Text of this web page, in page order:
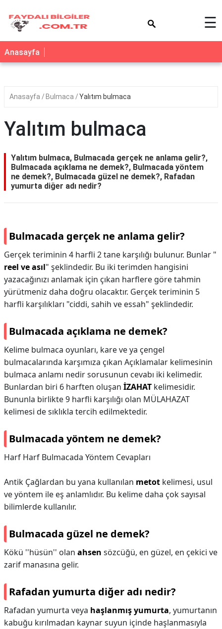
☰
Anasayfa
Anasayfa Bulmaca Yalıtım bulmaca
Yalıtım bulmaca
Yalıtım bulmaca, Bulmacada gerçek ne anlama gelir?,
Bulmacada açıklama ne demek?, Bulmacada yöntem
ne demek?, Bulmacada güzel ne demek?, Rafadan
yumurta diğer adı nedir?
Bulmacada gerçek ne anlama gelir?
Gerçek teriminin 4 harfli 2 tane karşılığı bulunur. Bunlar "
reel ve asıl" şeklindedir. Bu iki terimden hangisini
yazacağınızı anlamak için çıkan harflere göre tahmin
yürütmeniz daha doğru olacaktır. Gerçek teriminin 5
harfli karşılıkları "ciddi, sahih ve essah" şeklindedir.
Bulmacada açıklama ne demek?
Kelime bulmaca oyunları, kare ve ya çengel
bulmacalarında karşımıza çıkan Açıklamalar kelimesinin
bulmaca anlamı nedir sorusunun cevabı iki kelimedir.
Bunlardan biri 6 harften oluşan İZAHAT kelimesidir.
Bununla birlikte 9 harfli karşılığı olan MÜLAHAZAT
kelimesi de sıklıkla tercih edilmektedir.
Bulmacada yöntem ne demek?
Harf Harf Bulmacada Yöntem Cevapları
Antik Çağlardan bu yana kullanılan metot kelimesi, usul
ve yöntem ile eş anlamlıdır. Bu kelime daha çok sayısal
bilimlerde kullanılır.
Bulmacada güzel ne demek?
Kökü ''hüsün'' olan ahsen sözcüğü, en güzel, en çekici ve
zarif manasına gelir.
Rafadan yumurta diğer adı nedir?
Rafadan yumurta veya haşlanmış yumurta, yumurtanın
kabuğu kırılmadan kaynar suyun içinde haşlanmasıyla